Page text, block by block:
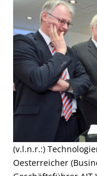
(v.l.n.r.:)
Oesterreicher